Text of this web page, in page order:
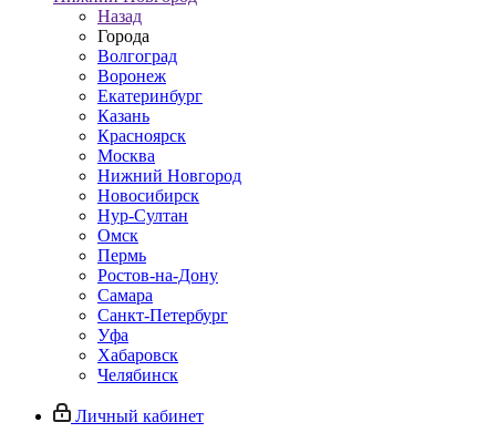
Назад
Города
Волгоград
Воронеж
Екатеринбург
Казань
Красноярск
Москва
Нижний Новгород
Новосибирск
Нур-Султан
Омск
Пермь
Ростов-на-Дону
Самара
Санкт-Петербург
Уфа
Хабаровск
Челябинск
Личный кабинет